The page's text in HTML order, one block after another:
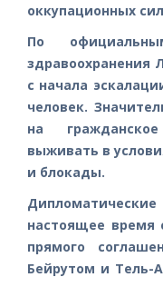
оккупационных
По
здравоохранения
с начала
человек.
на
выживать в
и блокады.
настоящее время
прямого
Бейрутом и Тель-